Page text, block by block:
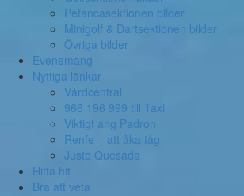
Petancasektionen bilder
Minigolf & Dartsektionen bilder
Övriga bilder
Evenemang
Nyttiga länkar
Vårdcentral
966 196 999 till Taxi
Viktigt ang Padron
Renfe – att åka tåg
Justo Quesada
Hitta hit
Bra att veta